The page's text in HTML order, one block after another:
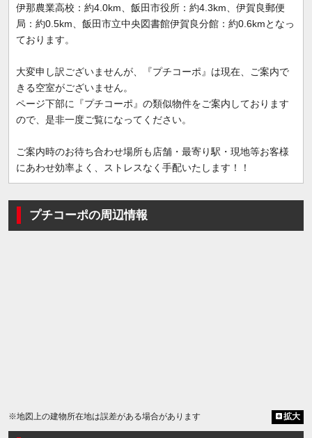
伊那農業高校：約4.0km、飯田市役所：約4.3km、伊賀良郵便
局：約0.5km、飯田市立中央図書館伊賀良分館：約0.6kmとなっ
ております。
大変申し訳ございませんが、『プチコーポ』は現在、ご案内で
きる空室がございません。
ページ下部に『プチコーポ』の類似物件をご案内しております
ので、是非一度ご覧になってください。
ご案内時のお待ち合わせ場所も店舗・最寄り駅・現地等お客様
にあわせ効率よく、ストレスなく手配いたします！！
プチコーポの周辺情報
※地図上の建物所在地は誤差がある場合があります 拡大